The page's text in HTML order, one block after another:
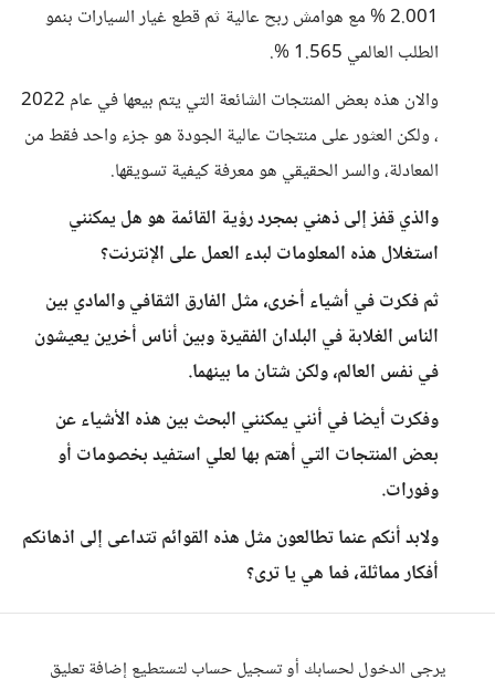
2.001 % مع هوامش ربح عالية ثم قطع غيار السيارات بنمو
الطلب العالمي 1.565 %.
والان هذه بعض المنتجات الشائعة التي يتم بيعها في عام 2022
، ولكن العثور على منتجات عالية الجودة هو جزء واحد فقط من
المعادلة، والسر الحقيقي هو معرفة كيفية تسويقها.
والذي قفز إلى ذهني بمجرد رؤية القائمة هو هل يمكنني
استغلال هذه المعلومات لبدء العمل على الإنترنت؟
ثم فكرت في أشياء أخرى، مثل الفارق الثقافي والمادي بين
الناس الغلابة في البلدان الفقيرة وبين أناس أخرين يعيشون
في نفس العالم، ولكن شتان ما بينهما.
وفكرت أيضا في أنني يمكنني البحث بين هذه الأشياء عن
بعض المنتجات التي أهتم بها لعلي استفيد بخصومات أو
وفورات.
ولابد أنكم عنما تطالعون مثل هذه القوائم تتداعى إلى اذهانكم
أفكار مماثلة، فما هي يا ترى؟
يرجى الدخول لحسابك أو تسجيل حساب لتستطيع إضافة تعليق